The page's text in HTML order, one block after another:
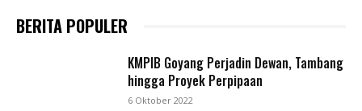
BERITA POPULER
KMPIB Goyang Perjadin Dewan, Tambang
hingga Proyek Perpipaan
6 Oktober 2022